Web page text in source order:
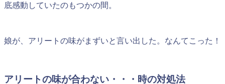
底感動していたのもつかの間。
娘が、アリートの味がまずいと言い出した。なんてこった！
アリートの味が合わない・・・時の対処法